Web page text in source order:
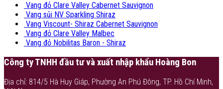
Vang đỏ Clare Valley Cabernet Sauvignon
Vang sủi NV Sparkling Shiraz
Vang Viscount- Shiraz Cabernet Sauvignon
Vang đỏ Clare Valley Malbec
Vang đỏ Nobilitas Baron - Shiraz
Công ty TNHH đầu tư và xuất nhập khẩu Hoàng Bon
Địa chỉ: 814/5 Hà Huy Giáp, Phường An Phú Đông, TP. Hồ Chí Minh,